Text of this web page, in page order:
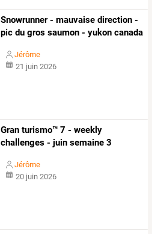
Snowrunner - mauvaise direction -
pic du gros saumon - yukon canada
Jérôme
21 juin 2026
Gran turismo™ 7 - weekly
challenges - juin semaine 3
Jérôme
20 juin 2026